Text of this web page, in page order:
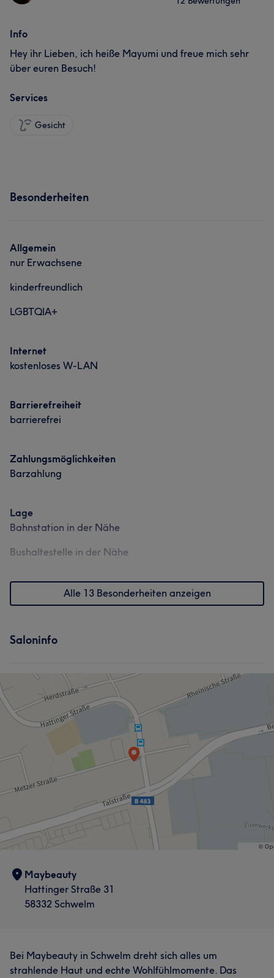
Info
Hey ihr Lieben, ich heiße Mayumi und freue mich sehr
über euren Besuch!
Services
Gesicht
Besonderheiten
Allgemein
nur Erwachsene
kinderfreundlich
LGBTQIA+
Internet
kostenloses W-LAN
Barrierefreiheit
barrierefrei
Zahlungsmöglichkeiten
Barzahlung
Lage
Bahnstation in der Nähe
Bushaltestelle in der Nähe
Alle 13 Besonderheiten anzeigen
Saloninfo
Maybeauty
Hattinger Straße 31
58332 Schwelm
Bei Maybeauty in Schwelm dreht sich alles um
strahlende Haut und echte Wohlfühlmomente. Das